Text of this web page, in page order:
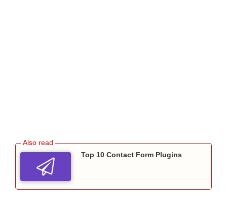
Top 10 Contact Form Plugins